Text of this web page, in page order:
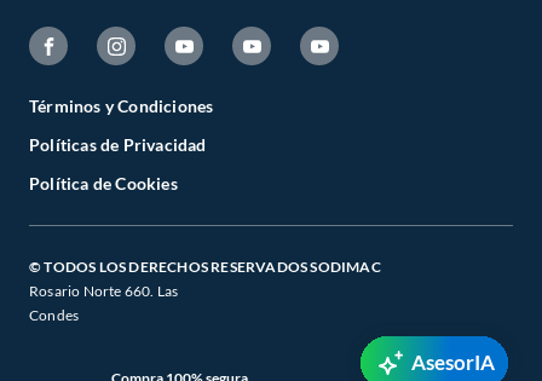
Términos y Condiciones
Políticas de Privacidad
Política de Cookies
© TODOS LOS DERECHOS RESERVADOS SODIMAC
Rosario Norte 660. Las
Condes
AsesorIA